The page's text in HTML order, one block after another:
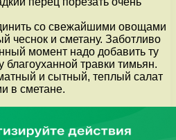
со свежайшими овощами
чеснок и сметану. Заботливо
момент надо добавить ту
травки тимьян.
и сытный, теплый салат
в сметане.